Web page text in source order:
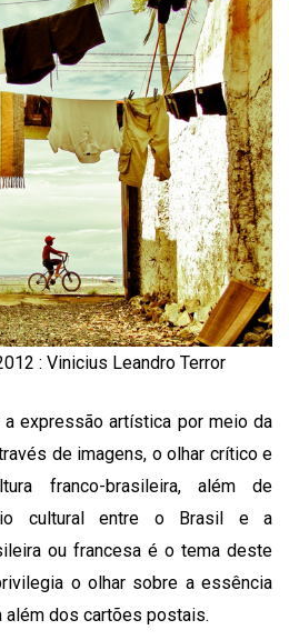
: Vinicius Leandro Terror
expressão artística por meio da
de imagens, o olhar crítico e
franco-brasileira, além de
cultural entre o Brasil e a
ou francesa é o tema deste
o olhar sobre a essência
dos cartões postais.